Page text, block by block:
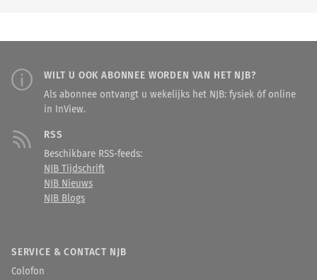
WILT U OOK ABONNEE WORDEN VAN HET NJB?
Als abonnee ontvangt u wekelijks het NJB: fysiek óf online
in InView.
RSS
Beschikbare RSS-feeds:
NJB Tijdschrift
NJB Nieuws
NJB Blogs
SERVICE & CONTACT NJB
Colofon